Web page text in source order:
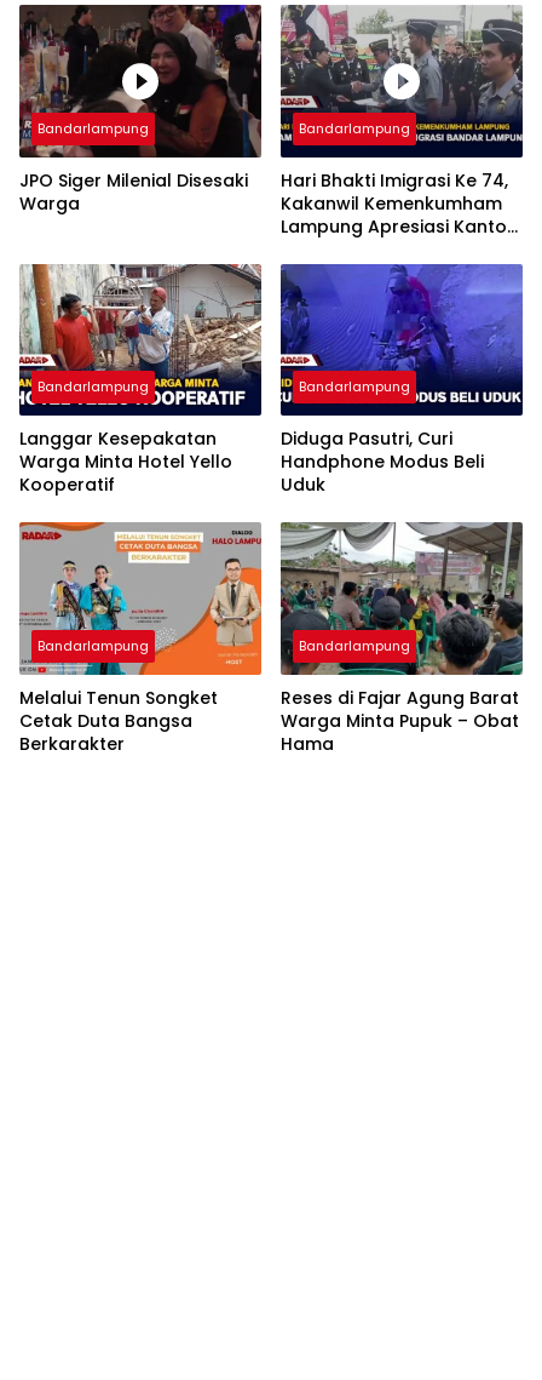
Bandarlampung
JPO Siger Milenial Disesaki
Warga
Bandarlampung
Hari Bhakti Imigrasi Ke 74,
Kakanwil Kemenkumham
Lampung Apresiasi Kantor
Bandarlampung
Langgar Kesepakatan
Warga Minta Hotel Yello
Kooperatif
Bandarlampung
Diduga Pasutri, Curi
Handphone Modus Beli
Uduk
Bandarlampung
Melalui Tenun Songket
Cetak Duta Bangsa
Berkarakter
Bandarlampung
Reses di Fajar Agung Barat
Warga Minta Pupuk – Obat
Hama